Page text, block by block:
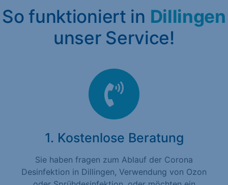
So funktioniert in Dillingen
unser Service!
1. Kostenlose Beratung
Sie haben fragen zum Ablauf der Corona
Desinfektion in Dillingen, Verwendung von Ozon